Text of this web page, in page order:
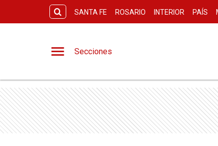
SANTA FE ROSARIO INTERIOR PAÍS
Secciones